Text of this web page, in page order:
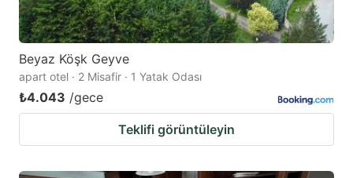
Beyaz Köşk Geyve
apart otel · 2 Misafir · 1 Yatak Odası
₺4.043 /gece
Teklifi görüntüleyin